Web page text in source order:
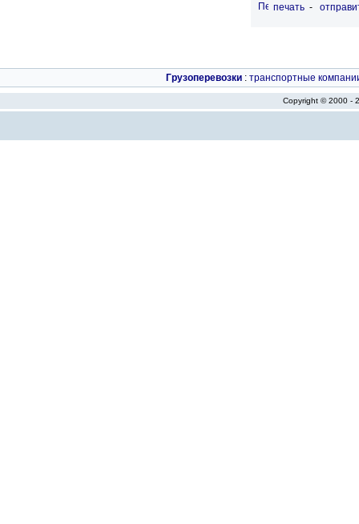
печать -
Грузоперевозки : транспортные
Copyright © 2000 -